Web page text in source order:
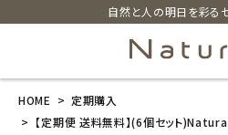
自然と人の明日を彩る
HOME
定期購入
【定期便 送料無料】(6個セット